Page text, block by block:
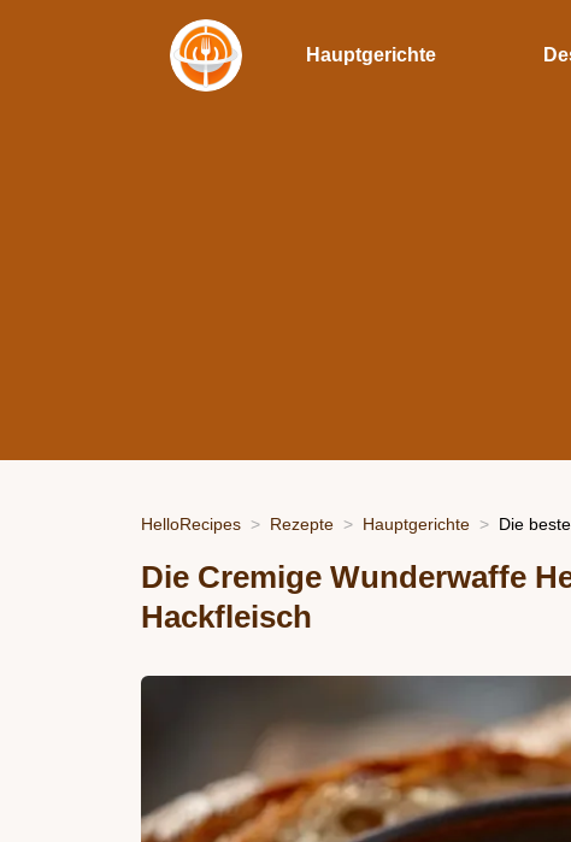
Hauptgerichte
HelloRecipes Rezepte Hauptgerichte Die
Die Cremige Wunderwaffe
Hackfleisch